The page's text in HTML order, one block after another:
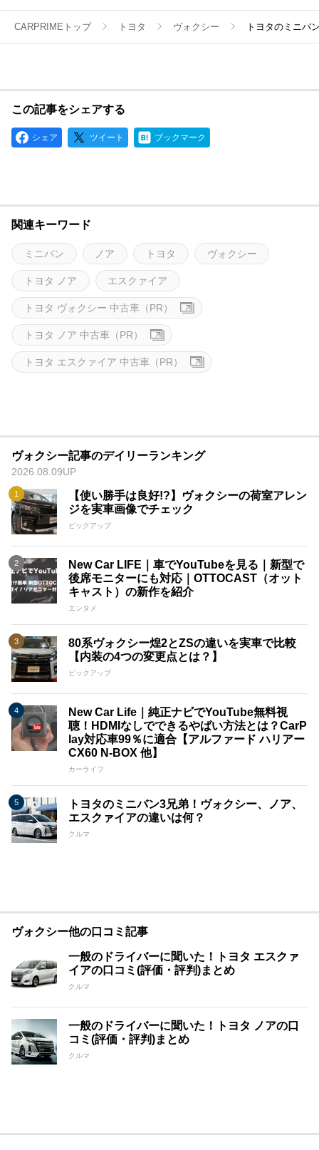
CARPRIMEトップ トヨタ ヴォクシー トヨタのミニバ
この記事をシェアする
シェア ツイート ブックマーク
関連キーワード
ミニバン ノア トヨタ ヴォクシー
トヨタ ノア エスクァイア
トヨタ ヴォクシー 中古車（PR）
トヨタ ノア 中古車（PR）
トヨタ エスクァイア 中古車（PR）
ヴォクシー記事のデイリーランキング
2026.08.09UP
【使い勝手は良好!?】ヴォクシーの荷室アレン
ジを実車画像でチェック
ピックアップ
New Car LIFE｜車でYouTubeを見る｜新型で
後席モニターにも対応｜OTTOCAST（オット
キャスト）の新作を紹介
エンタメ
80系ヴォクシー煌2とZSの違いを実車で比較
【内装の4つの変更点とは？】
ピックアップ
New Car Life｜純正ナビでYouTube無料視
聴！HDMIなしでできるやばい方法とは？CarP
lay対応車99％に適合【アルファード ハリアー
CX60 N-BOX 他】
カーライフ
トヨタのミニバン3兄弟！ヴォクシー、ノア、
エスクァイアの違いは何？
クルマ
ヴォクシー他の口コミ記事
一般のドライバーに聞いた！トヨタ エスクァ
イアの口コミ(評価・評判)まとめ
クルマ
一般のドライバーに聞いた！トヨタ ノアの口
コミ(評価・評判)まとめ
クルマ